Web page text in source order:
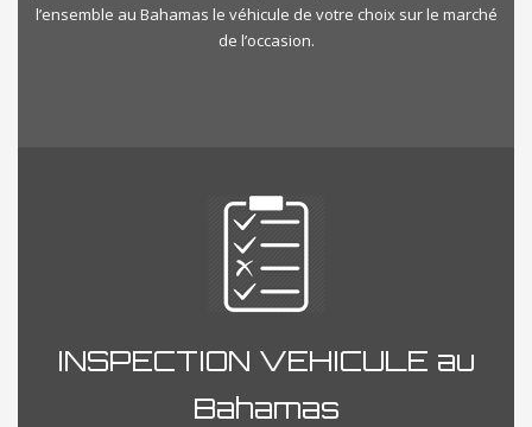
l’ensemble au Bahamas le véhicule de votre choix sur le marché
de l’occasion.
INSPECTION VEHICULE au
Bahamas